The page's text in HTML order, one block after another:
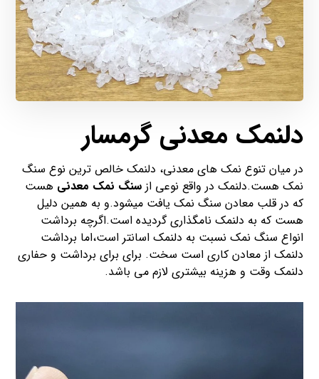
دلنمک معدنی گرمسار
در میان تنوع نمک های معدنی، دلنمک خالص ترین نوع سنگ
نمک هست.دلنمک در واقع نوعی ازسنگ نمک معدنی هست
که در قلب معادن سنگ نمک یافت میشود.و به همین دلیل
هست که به دلنمک نامگذاری گردیده است.اگرچه برداشت
انواع سنگ نمک نسبت به دلنمک اسانتر است،اما برداشت
دلنمک از معادن کاری است سخت. برای برای برداشت و حفاری
دلنمک وقت و هزینه بیشتری لازم می باشد.